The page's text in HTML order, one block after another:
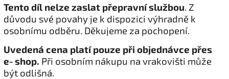
Tento díl nelze zaslat přepravní službou. Z
důvodu své povahy je k dispozici výhradně k
osobnímu odběru. Děkujeme za pochopení.
Uvedená cena platí pouze při objednávce přes
e‑shop. Při osobním nákupu na vrakovišti může
být odlišná.